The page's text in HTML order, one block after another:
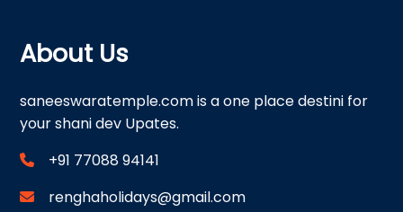
About Us
saneeswaratemple.com is a one place destini for
your shani dev Upates.
+91 77088 94141
renghaholidays@gmail.com